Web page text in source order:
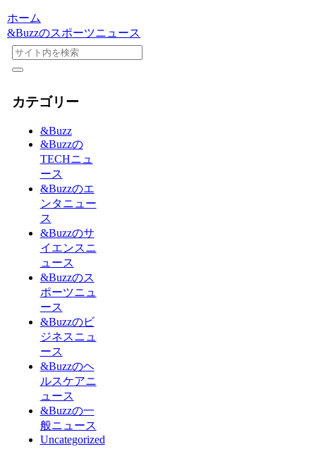
ホーム
&Buzzのスポーツニュース
カテゴリー
&Buzz
&Buzzの
TECHニュ
ース
&Buzzのエ
ンタニュー
ス
&Buzzのサ
イエンスニ
ュース
&Buzzのス
ポーツニュ
ース
&Buzzのビ
ジネスニュ
ース
&Buzzのヘ
ルスケアニ
ュース
&Buzzの一
般ニュース
Uncategorized